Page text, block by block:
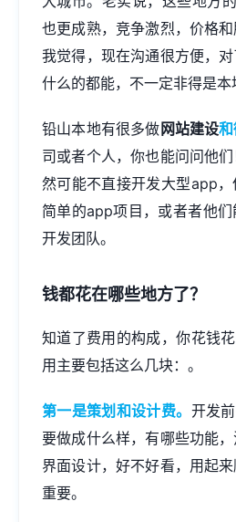
也更成熟，竞争激烈，价格和
我觉得，现在沟通很方便，
什么的都能，不一定非得是本
铅山本地有很多做 网站建设
司或者个人，你也能问问他
然可能不直接开发大型app
简单的app项目，或者者他
开发团队。
钱都花在哪些地方了？
知道了费用的构成，你花钱
用主要包括这么几块：。
第一是策划和设计费。 开发
要做成什么样，有哪些功能
界面设计，好不好看，用起
重要。